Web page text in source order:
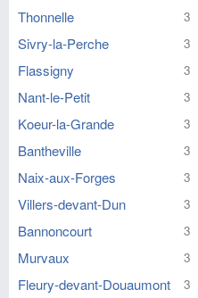
Thonnelle 3
Sivry-la-Perche 3
Flassigny 3
Nant-le-Petit 3
Koeur-la-Grande 3
Bantheville 3
Naix-aux-Forges 3
Villers-devant-Dun 3
Bannoncourt 3
Murvaux 3
Fleury-devant-Douaumont 3